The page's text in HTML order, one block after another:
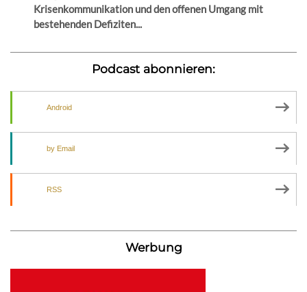
Krisenkommunikation und den offenen Umgang mit
bestehenden Defiziten...
Podcast abonnieren:
Android
by Email
RSS
Werbung